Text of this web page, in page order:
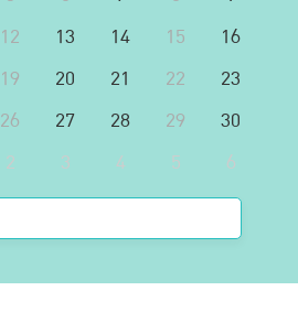
12 13 14 15
16
19 20 21 22
23
26 27 28 29
30
2 3 4 5 6